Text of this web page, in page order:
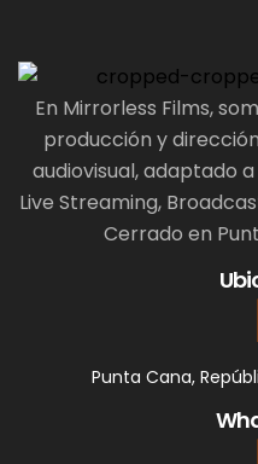
En Mirrorless Films,
producción y
audiovisual, adaptado
Live Streaming,
Cerrado en
Punta Cana,